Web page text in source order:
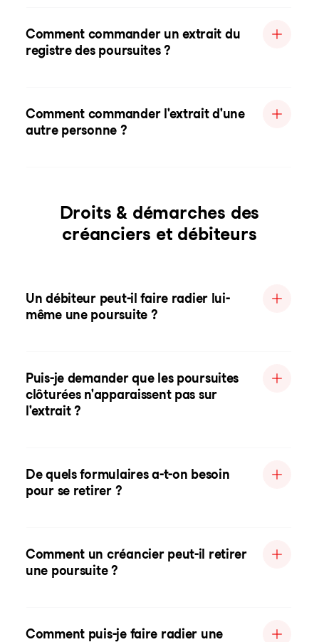
Comment commander un extrait du
registre des poursuites ?
Comment commander l'extrait d'une
autre personne ?
Droits & démarches des
créanciers et débiteurs
Un débiteur peut-il faire radier lui-
même une poursuite ?
Puis-je demander que les poursuites
clôturées n'apparaissent pas sur
l'extrait ?
De quels formulaires a-t-on besoin
pour se retirer ?
Comment un créancier peut-il retirer
une poursuite ?
Comment puis-je faire radier une